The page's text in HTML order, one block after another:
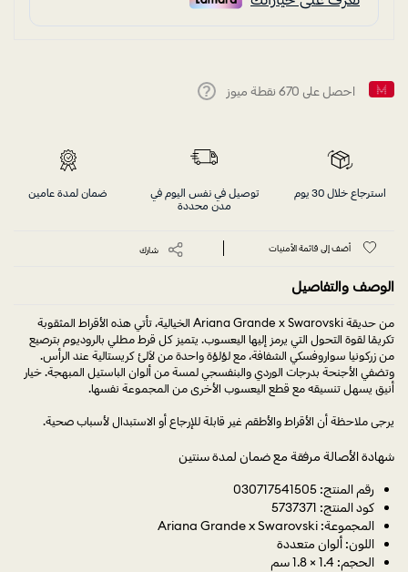
احصل على 670 نقطة ميوز
استرجاع خلال 30 يوم
توصيل في نفس اليوم في
مدن محددة
ضمان لمدة عامين
أضف إلى قائمة الأمنيات شارك
الوصف والتفاصيل
من حديقة Ariana Grande x Swarovski الخيالية، تأتي هذه الأقراط المثقوبة
تكريمًا لقوة التحول التي يرمز إليها اليعسوب. يتميز كل قرط مطلي بالروديوم بترصيع
من زركونيا سواروفسكي الشفافة، مع لؤلؤة واحدة من لآلئ كريستالية عند الرأس.
وتضفي الأجنحة بدرجات الوردي والبنفسجي لمسة من ألوان الباستيل المبهجة. خيار
أنيق يسهل تنسيقه مع قطع اليعسوب الأخرى من المجموعة نفسها.
يرجى ملاحظة أن الأقراط والأطقم غير قابلة للإرجاع أو الاستبدال لأسباب صحية.
شهادة الأصالة مرفقة مع ضمان لمدة سنتين
رقم المنتج: 030717541505
كود المنتج: 5737371
المجموعة: Ariana Grande x Swarovski
اللون: ألوان متعددة
الحجم: 1.4 × 1.8 سم